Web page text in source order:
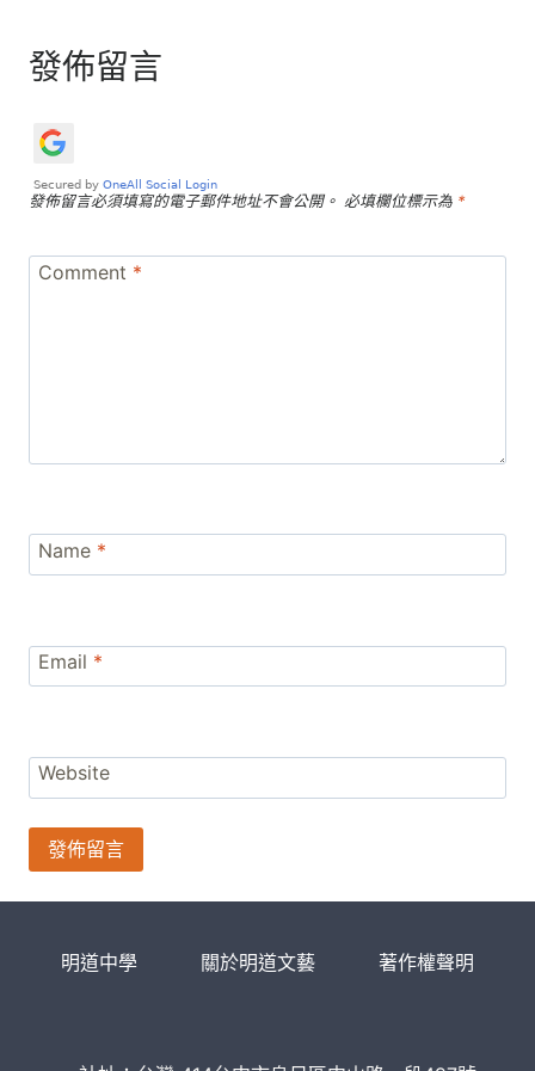
發佈留言
發佈留言必須填寫的電子郵件地址不會公開。 必填欄位標示為 *
Comment *
Name *
Email *
Website
明道中學 關於明道文藝 著作權聲明